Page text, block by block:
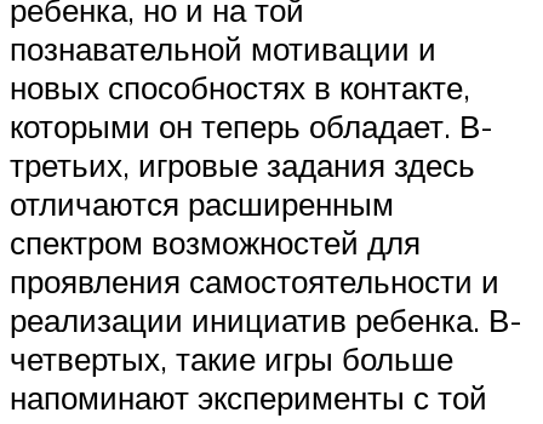
ребенка, но и на той
познавательной мотивации и
новых способностях в контакте,
которыми он теперь обладает. В-
третьих, игровые задания здесь
отличаются расширенным
спектром возможностей для
проявления самостоятельности и
реализации инициатив ребенка. В-
четвертых, такие игры больше
напоминают эксперименты с той